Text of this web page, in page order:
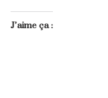
J’aime ça :